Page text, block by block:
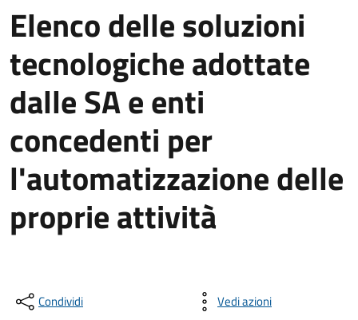
Elenco delle soluzioni
tecnologiche adottate
dalle SA e enti
concedenti per
l'automatizzazione delle
proprie attività
Condividi Vedi azioni